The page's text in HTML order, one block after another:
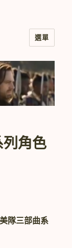
選單
角色
隊三部曲系